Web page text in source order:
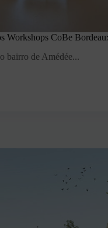
Workshops CoBe
bairro de Amédée...